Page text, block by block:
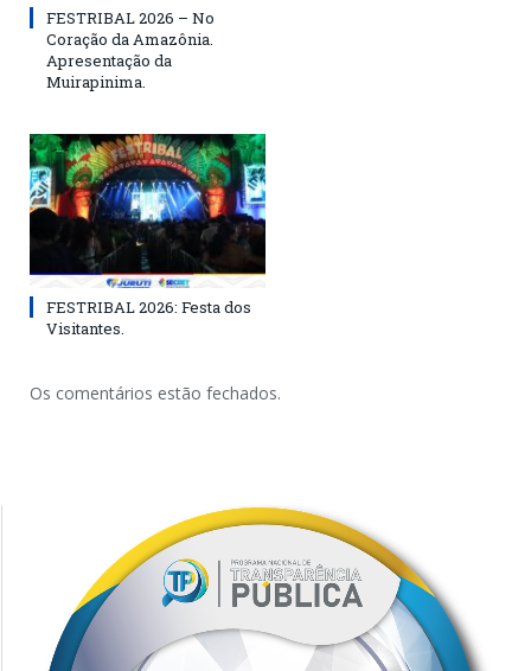
FESTRIBAL 2026 – No
Coração da Amazônia.
Apresentação da
Muirapinima.
FESTRIBAL 2026: Festa dos
Visitantes.
Os comentários estão fechados.